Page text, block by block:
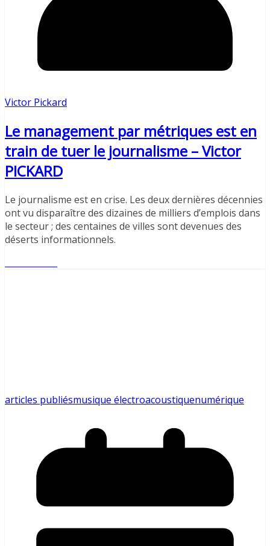
Victor Pickard
Le management par métriques est en
train de tuer le journalisme – Victor
PICKARD
Le journalisme est en crise. Les deux dernières décennies
ont vu disparaître des dizaines de milliers d’emplois dans
le secteur ; des centaines de villes sont devenues des
déserts informationnels.
articles publiésmusique électroacoustiquenumérique